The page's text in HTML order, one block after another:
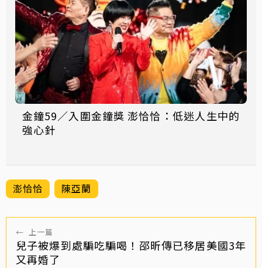
金鐘59／入圍金鐘獎 澎恰恰：低迷人生中的
強心針
澎恰恰 陳亞蘭
← 上一篇
兒子被爆到處騙吃騙喝！邵昕傳已移居美國3年
又再婚了